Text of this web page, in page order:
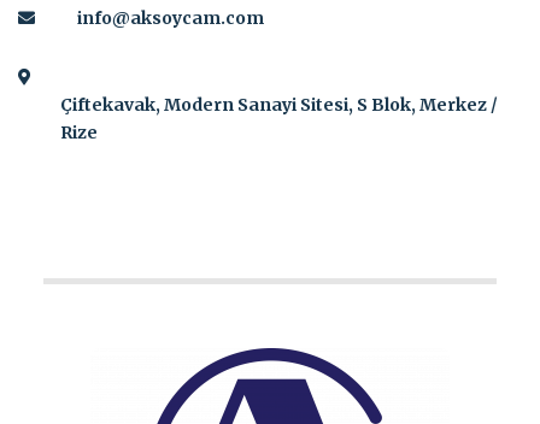
info@aksoycam.com
Çiftekavak, Modern Sanayi Sitesi, S Blok, Merkez /
Rize